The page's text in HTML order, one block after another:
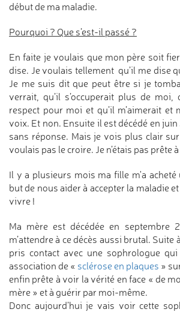
début de ma maladie.
Pourquoi ? Que s’est-il passé ?
En faite je voulais que mon père soit
dise. Je voulais tellement qu’il me dise
Je me suis dit que peut être si je
verrait, qu’il s’occuperait plus de moi,
respect pour moi et qu’il m’aimerait
voix. Et non. Ensuite il est décédé en
sans réponse. Mais je vois plus clair
voulais pas le croire. Je n’étais pas prête
Il y a plusieurs mois ma fille m'a
but de nous aider à accepter la maladie
vivre !
Ma mère est décédée en septembre
m’attendre à ce décès aussi brutal. Suite
pris contact avec une sophrologue
association de « sclérose en plaques »
enfin prête à voir la vérité en face « de
mère » et à guérir par moi-même.
Donc aujourd’hui je vais voir cette